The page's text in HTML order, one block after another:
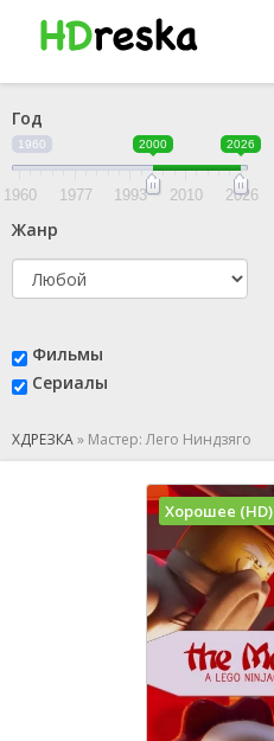
Год
1960 2000 2026
1960 1977 1993 2010 2026
Жанр
Фильмы
Сериалы
ХДРЕЗКА» Мастер: Лего Ниндзяго
Хорошее (HD)